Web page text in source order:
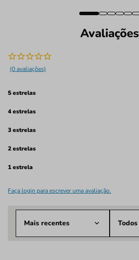
Avaliações
(0 avaliações)
5 estrelas
4 estrelas
3 estrelas
2 estrelas
1 estrela
Faça login para escrever uma avaliação.
Mais recentes Todos